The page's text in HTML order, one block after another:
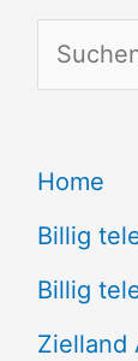
u
h
e
n
n
Home
Billig
Billig
Zielland